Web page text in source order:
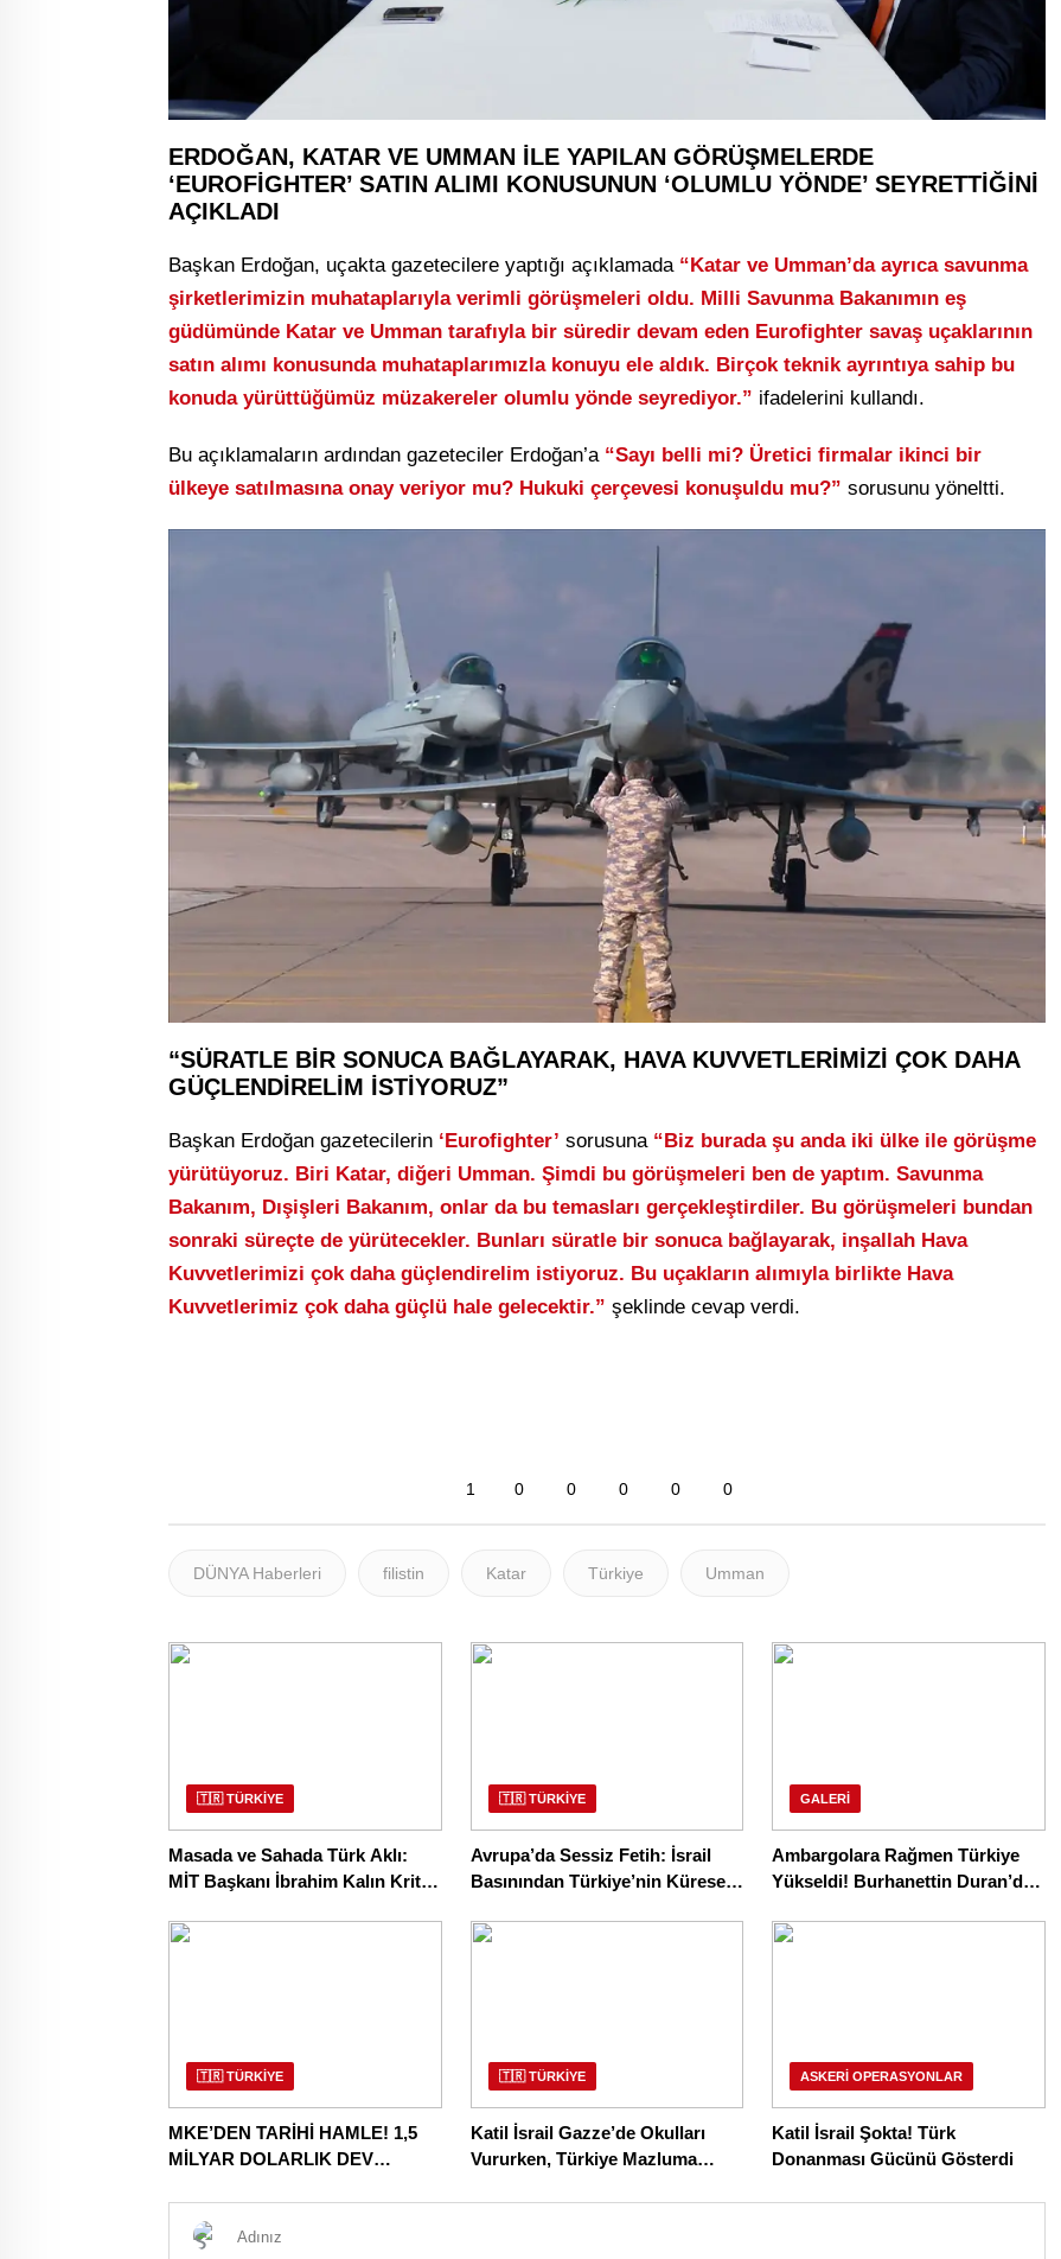
ERDOĞAN, KATAR VE UMMAN İLE YAPILAN GÖRÜŞMELERDE
‘EUROFİGHTER’ SATIN ALIMI KONUSUNUN ‘OLUMLU YÖNDE’ SEYRETTİĞİNİ
AÇIKLADI
Başkan Erdoğan, uçakta gazetecilere yaptığı açıklamada “Katar ve Umman’da ayrıca savunma
şirketlerimizin muhataplarıyla verimli görüşmeleri oldu. Milli Savunma Bakanımın eş
güdümünde Katar ve Umman tarafıyla bir süredir devam eden Eurofighter savaş uçaklarının
satın alımı konusunda muhataplarımızla konuyu ele aldık. Birçok teknik ayrıntıya sahip bu
konuda yürüttüğümüz müzakereler olumlu yönde seyrediyor.” ifadelerini kullandı.
Bu açıklamaların ardından gazeteciler Erdoğan’a “Sayı belli mi? Üretici firmalar ikinci bir
ülkeye satılmasına onay veriyor mu? Hukuki çerçevesi konuşuldu mu?” sorusunu yöneltti.
“SÜRATLE BİR SONUCA BAĞLAYARAK, HAVA KUVVETLERİMİZİ ÇOK DAHA
GÜÇLENDİRELİM İSTİYORUZ”
Başkan Erdoğan gazetecilerin ‘Eurofighter’ sorusuna “Biz burada şu anda iki ülke ile görüşme
yürütüyoruz. Biri Katar, diğeri Umman. Şimdi bu görüşmeleri ben de yaptım. Savunma
Bakanım, Dışişleri Bakanım, onlar da bu temasları gerçekleştirdiler. Bu görüşmeleri bundan
sonraki süreçte de yürütecekler. Bunları süratle bir sonuca bağlayarak, inşallah Hava
Kuvvetlerimizi çok daha güçlendirelim istiyoruz. Bu uçakların alımıyla birlikte Hava
Kuvvetlerimiz çok daha güçlü hale gelecektir.” şeklinde cevap verdi.
1 0 0 0 0 0
DÜNYA Haberleri filistin Katar Türkiye Umman
🇹🇷 TÜRKİYE
Masada ve Sahada Türk Aklı:
MİT Başkanı İbrahim Kalın Kritik
Kahire’de!
🇹🇷 TÜRKİYE
Avrupa’da Sessiz Fetih: İsrail
Basınından Türkiye’nin Küresel
GALERI
Ambargolara Rağmen Türkiye
Yükseldi! Burhanettin Duran’dan
🇹🇷 TÜRKİYE
MKE’DEN TARİHİ HAMLE! 1,5
MİLYAR DOLARLIK DEV
🇹🇷 TÜRKİYE
Katil İsrail Gazze’de Okulları
Vururken, Türkiye Mazluma
ASKERI OPERASYONLAR
Katil İsrail Şokta! Türk
Donanması Gücünü Gösterdi